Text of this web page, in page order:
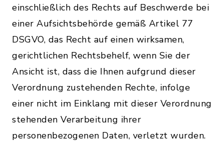
einschließlich des Rechts auf Beschwerde bei
einer Aufsichtsbehörde gemäß Artikel 77
DSGVO, das Recht auf einen wirksamen,
gerichtlichen Rechtsbehelf, wenn Sie der
Ansicht ist, dass die Ihnen aufgrund dieser
Verordnung zustehenden Rechte, infolge
einer nicht im Einklang mit dieser Verordnung
stehenden Verarbeitung ihrer
personenbezogenen Daten, verletzt wurden.